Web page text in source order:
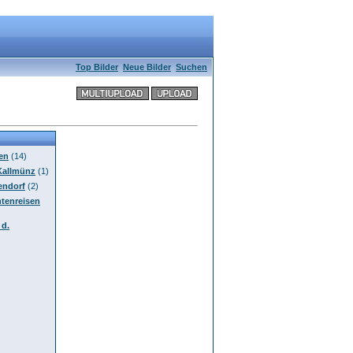
Top Bilder Neue Bilder Suchen
(14)
(1)
(2)
d.